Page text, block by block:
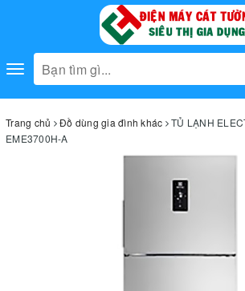
Toggle
navigation
Trang chủ Đồ dùng gia đình khác
TỦ LẠNH
EME3700H-A